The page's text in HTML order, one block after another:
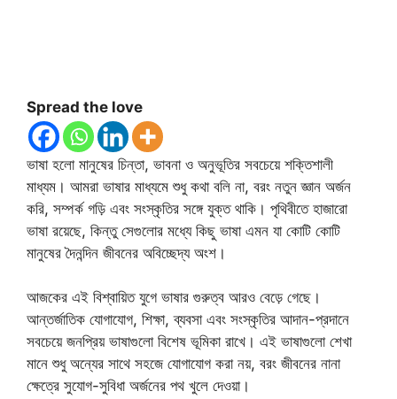
Spread the love
ভাষা হলো মানুষের চিন্তা, ভাবনা ও অনুভূতির সবচেয়ে শক্তিশালী
মাধ্যম। আমরা ভাষার মাধ্যমে শুধু কথা বলি না, বরং নতুন জ্ঞান অর্জন
করি, সম্পর্ক গড়ি এবং সংস্কৃতির সঙ্গে যুক্ত থাকি। পৃথিবীতে হাজারো
ভাষা রয়েছে, কিন্তু সেগুলোর মধ্যে কিছু ভাষা এমন যা কোটি কোটি
মানুষের দৈনন্দিন জীবনের অবিচ্ছেদ্য অংশ।
আজকের এই বিশ্বায়িত যুগে ভাষার গুরুত্ব আরও বেড়ে গেছে।
আন্তর্জাতিক যোগাযোগ, শিক্ষা, ব্যবসা এবং সংস্কৃতির আদান-প্রদানে
সবচেয়ে জনপ্রিয় ভাষাগুলো বিশেষ ভূমিকা রাখে। এই ভাষাগুলো শেখা
মানে শুধু অন্যের সাথে সহজে যোগাযোগ করা নয়, বরং জীবনের নানা
ক্ষেত্রে সুযোগ-সুবিধা অর্জনের পথ খুলে দেওয়া।